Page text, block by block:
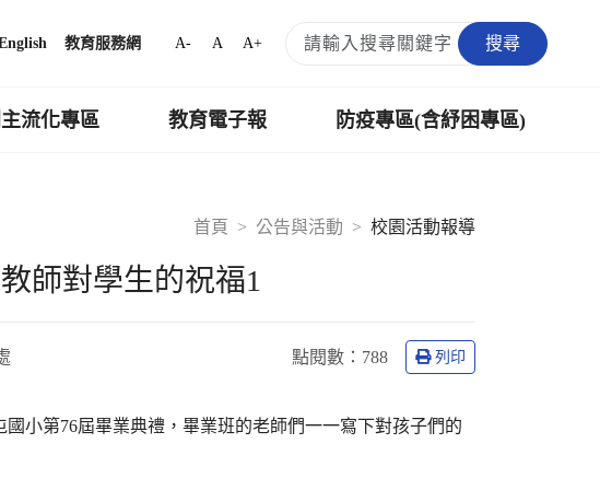
教育服務網 A- A A+ 搜尋
流化專區 教育電子報 防疫專區(含紓困專區)
首頁
公告與活動 校園活動報導
師對學生的祝福1
點閱數： 788 列印
小第76屆畢業典禮，畢業班的老師們一一寫下對孩子們的